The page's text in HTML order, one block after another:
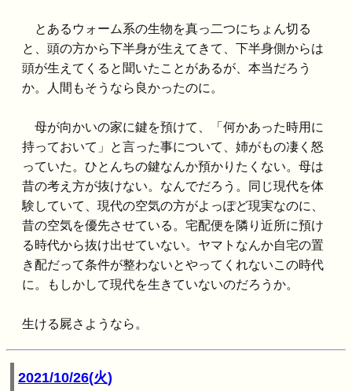
とあるウォーム系の生物を真っ二つにちょん切る
と、頭の方から下半身が生えてきて、下半身側からは
頭が生えてくると聞いたことがあるが、本当だろう
か。人間もそうなら良かったのに。
母が向かいの家に鍵を預けて、「何かあった時用に
持っておいて」と言った事について、姉がもの凄く怒
っていた。ひとんちの鍵なんか預かりたくない。母は
昔の考え方が抜けない。なんでだろう。同じ現代を体
験していて、現代の空気の方がよっぽど現実なのに、
昔の空気を優先させている。宅配便を隣り近所に預け
る時代から抜け出せていない。ヤマトなんか自宅の置
き配だって条件が整わないとやってくれないこの時代
に。もしかして現代を生きていないのだろうか。
生ける屍さようなら。
2021/10/26(火)